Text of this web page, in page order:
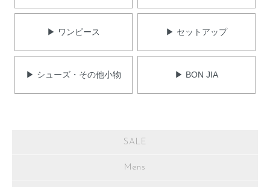
▶ ワンピース ▶ セットアップ
▶ シューズ・その他小物 ▶ BON JIA
SALE
Mens